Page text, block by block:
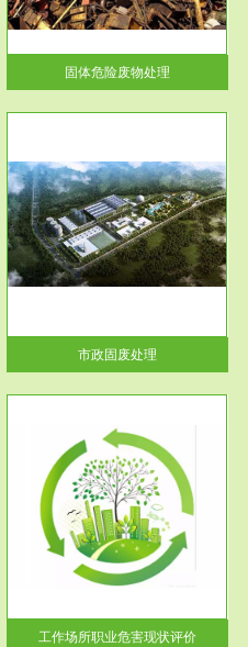
固体危险废物处理
市政固废处理
工作场所职业危害现状评价